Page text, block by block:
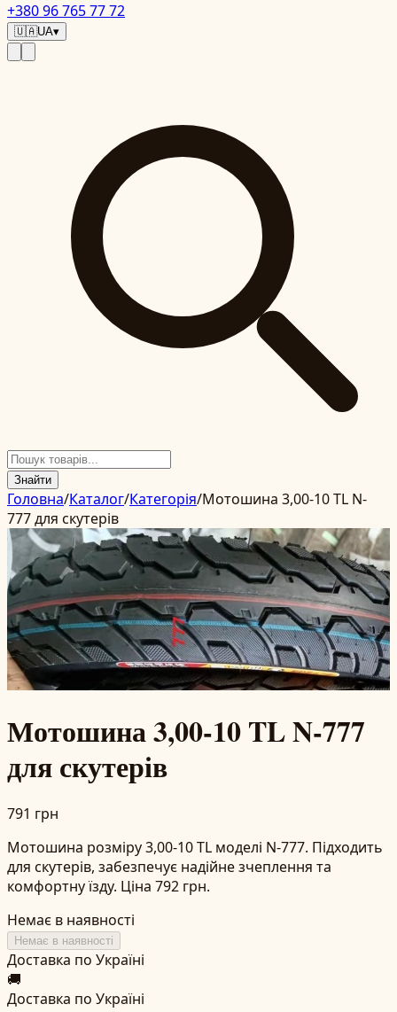
+380 96 765 77 72
🇺🇦UA▾
Знайти
Головна/Каталог/Категорія/Мотошина 3,00-10 TL N-
777 для скутерів
Мотошина 3,00-10 TL N-777
для скутерів
791 грн
Мотошина розміру 3,00-10 TL моделі N-777. Підходить
для скутерів, забезпечує надійне зчеплення та
комфортну їзду. Ціна 792 грн.
Немає в наявності
Немає в наявності
Доставка по Україні
🚚
Доставка по Україні